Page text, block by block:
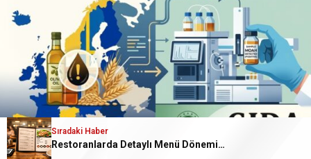
Sıradaki Haber
Restoranlarda Detaylı Menü Dönemi Başlıyor: İçerik ve Kalori Bilgileri Zorunlu Oldu